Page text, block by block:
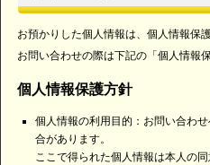
お預かりした個人情報は、個人情報保
お問い合わせの際は下記の「個人情報
個人情報保護方針
個人情報の利用目的：お問い合わ
合があります。
ここで得られた個人情報は本人の